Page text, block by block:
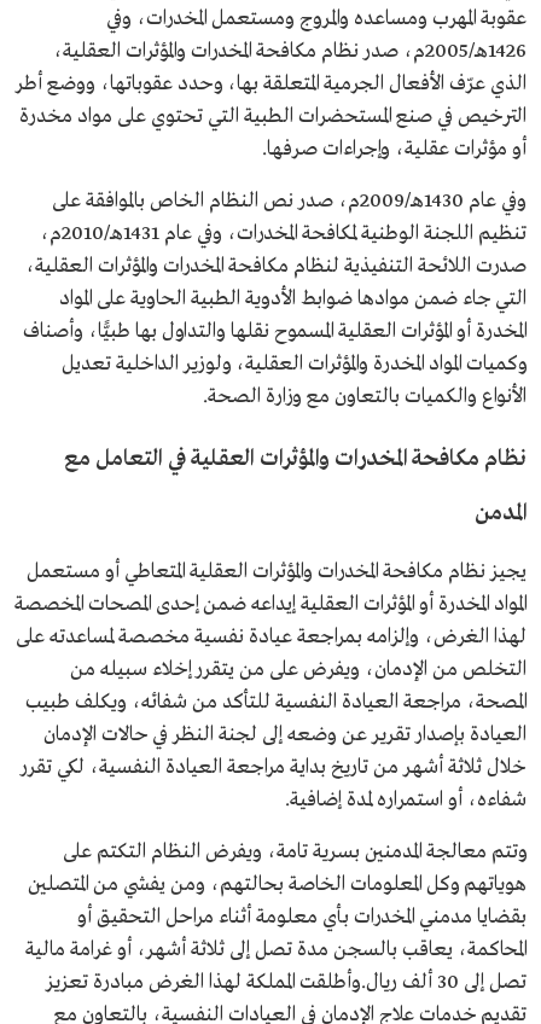
عقوبة المهرب ومساعده والمروج ومستعمل المخدرات، وفي
1426هـ/2005م، صدر نظام مكافحة المخدرات والمؤثرات العقلية،
الذي عرّف الأفعال الجرمية المتعلقة بها، وحدد عقوباتها، ووضع أطر
الترخيص في صنع المستحضرات الطبية التي تحتوي على مواد مخدرة
أو مؤثرات عقلية، وإجراءات صرفها.
وفي عام 1430هـ/2009م، صدر نص النظام الخاص بالموافقة على
تنظيم اللجنة الوطنية لمكافحة المخدرات، وفي عام 1431هـ/2010م،
صدرت اللائحة التنفيذية لنظام مكافحة المخدرات والمؤثرات العقلية،
التي جاء ضمن موادها ضوابط الأدوية الطبية الحاوية على المواد
المخدرة أو المؤثرات العقلية المسموح نقلها والتداول بها طبيًّا، وأصناف
وكميات المواد المخدرة والمؤثرات العقلية، ولوزير الداخلية تعديل
الأنواع والكميات بالتعاون مع وزارة الصحة.
نظام مكافحة المخدرات والمؤثرات العقلية في التعامل مع
المدمن
يجيز نظام مكافحة المخدرات والمؤثرات العقلية المتعاطي أو مستعمل
المواد المخدرة أو المؤثرات العقلية إيداعه ضمن إحدى المصحات المخصصة
لهذا الغرض، وإلزامه بمراجعة عيادة نفسية مخصصة لمساعدته على
التخلص من الإدمان، ويفرض على من يتقرر إخلاء سبيله من
المصحة، مراجعة العيادة النفسية للتأكد من شفائه، ويكلف طبيب
العيادة بإصدار تقرير عن وضعه إلى لجنة النظر في حالات الإدمان
خلال ثلاثة أشهر من تاريخ بداية مراجعة العيادة النفسية، لكي تقرر
شفاءه، أو استمراره لمدة إضافية.
وتتم معالجة المدمنين بسرية تامة، ويفرض النظام التكتم على
هوياتهم وكل المعلومات الخاصة بحالتهم، ومن يفشي من المتصلين
بقضايا مدمني المخدرات بأي معلومة أثناء مراحل التحقيق أو
المحاكمة، يعاقب بالسجن مدة تصل إلى ثلاثة أشهر، أو غرامة مالية
تصل إلى 30 ألف ريال.وأطلقت المملكة لهذا الغرض مبادرة تعزيز
تقديم خدمات علاج الإدمان في العيادات النفسية، بالتعاون مع